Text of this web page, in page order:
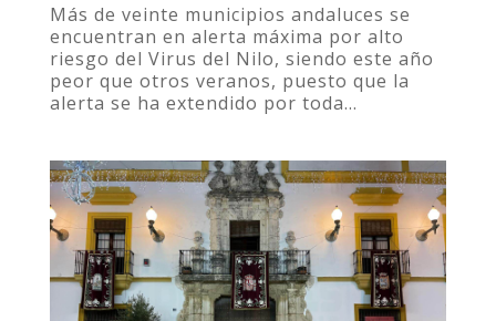
Más de veinte municipios andaluces se
encuentran en alerta máxima por alto
riesgo del Virus del Nilo, siendo este año
peor que otros veranos, puesto que la
alerta se ha extendido por toda...